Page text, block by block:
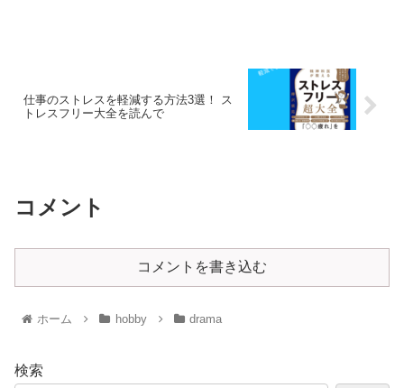
仕事のストレスを軽減する方法3選！ ス
トレスフリー大全を読んで
コメント
コメントを書き込む
ホーム hobby drama
検索